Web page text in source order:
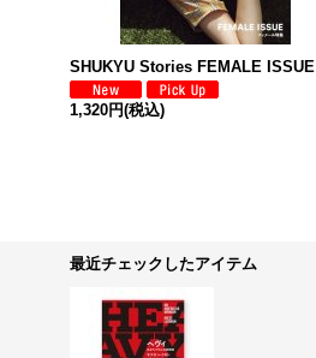
SHUKYU Stories FEMALE ISSUE
1,320円(税込)
最近チェックしたアイテム